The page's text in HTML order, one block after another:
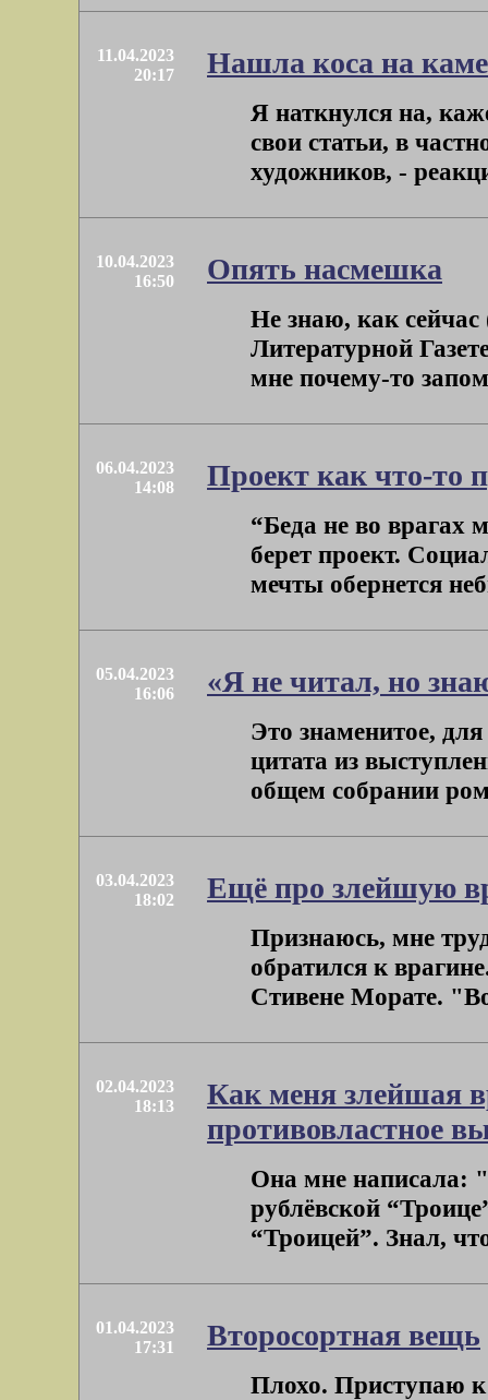
11.04.2023
20:17
Нашла коса на
Я наткнулся на,
свои статьи, в
художников, -
10.04.2023
16:50
Опять насмешка
Не знаю, как сейчас
Литературной
мне почему-то
06.04.2023
14:08
Проект как что-то
“Беда не во врагах
берет проект.
мечты обернется
05.04.2023
16:06
«Я не читал, но
Это знаменитое,
цитата из
общем собрании
03.04.2023
18:02
Ещё про злейшую
Признаюсь, мне
обратился к
Стивене Морате.
02.04.2023
18:13
Как меня злейшая
противовластное
Она мне написала:
рублёвской
“Троицей”. Знал,
01.04.2023
17:31
Второсортная вещь
Плохо. Приступаю к